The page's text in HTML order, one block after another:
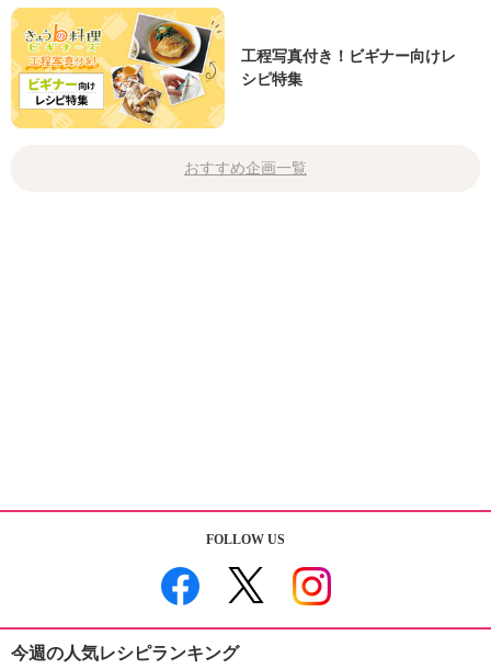
工程写真付き！ビギナー向けレ
シピ特集
おすすめ企画一覧
FOLLOW US
今週の人気レシピランキング